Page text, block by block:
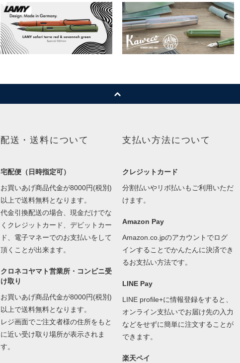
配送・送料について
宅配便（日時指定可）
お買いあげ商品代金が8000円(税別)
以上で送料無料となります。
代金引換配送の場合、現金だけでな
くクレジットカード、デビットカー
ド、電子マネーでのお支払いをして
頂くことが出来ます。
クロネコヤマト営業所・コンビニ受
け取り
お買いあげ商品代金が8000円(税別)
以上で送料無料となります。
レジ画面でご注文者様の住所をもと
に近い受け取り場所が表示されま
す。
支払い方法について
クレジットカード
分割払いやリボ払いもご利用いただ
けます。
Amazon Pay
Amazon.co.jpのアカウントでログ
インすることでかんたんに決済でき
るお支払い方法です。
LINE Pay
LINE profile+に情報登録をすると、
オンライン支払いでお届け先の入力
などをせずに簡単に注文することが
できます。
楽天ペイ